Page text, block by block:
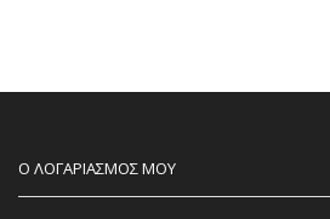
Ο ΛΟΓΑΡΙΑΣΜΟΣ ΜΟΥ